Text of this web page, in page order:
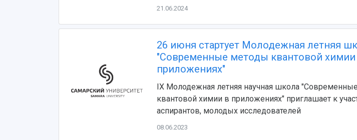
21.06.2024
26 июня стартует Молодежная летняя
"Современные методы квантовой химии
приложениях"
IX Молодежная летняя научная школа
квантовой химии в приложениях" приглашает к
аспирантов, молодых исследователей
08.06.2023